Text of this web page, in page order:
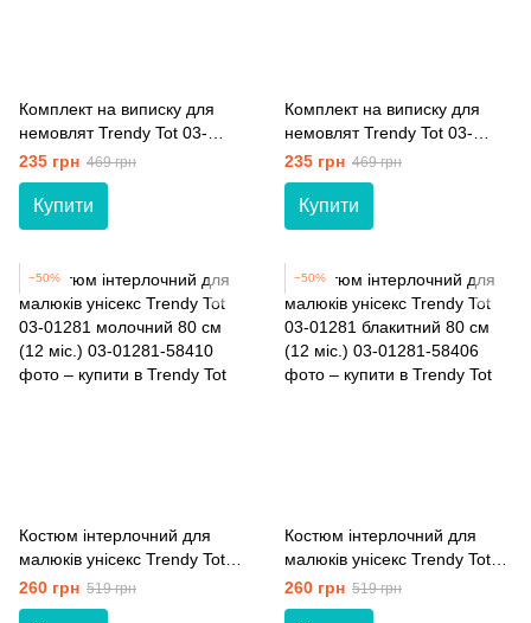
Комплект на виписку для
немовлят Trendy Tot 03-
01420 блакитний 56 см (1
мiс.)
235 грн 469 грн
Купити
Комплект на виписку для
немовлят Trendy Tot 03-
01420 рожевий 56 см (1 мiс.)
235 грн 469 грн
Купити
−50%
Костюм інтерлочний для
малюків унісекс Trendy Tot
03-01281 молочний 80 см
(12 мiс.)
260 грн 519 грн
−50%
Костюм інтерлочний для
малюків унісекс Trendy Tot
03-01281 блакитний 80 см
(12 мiс.)
260 грн 519 грн